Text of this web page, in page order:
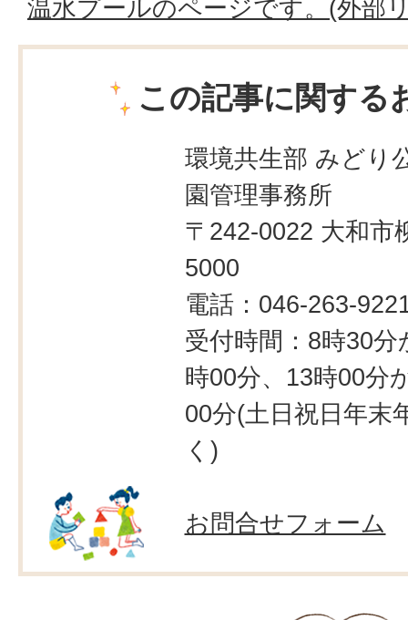
温水プールのページです。(外部
この記事に関する
環境共生部 みどり
園管理事務所
〒242-0022 大和市
5000
電話：046-263-
受付時間：8時30分
時00分、13時00分
00分(土日祝日年末
く)
お問合せフォーム